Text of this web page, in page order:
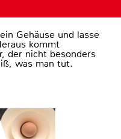
Gehäuse und lasse
kommt
der nicht besonders
was man tut.